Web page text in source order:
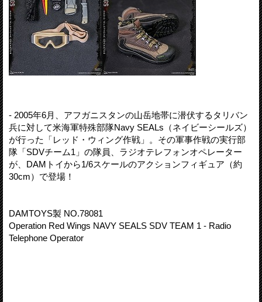
- 2005年6月、アフガニスタンの山岳地帯に潜伏するタリバン
兵に対して米海軍特殊部隊Navy SEALs（ネイビーシールズ）
が行った「レッド・ウィング作戦」。その軍事作戦の実行部
隊「SDVチーム1」の隊員、ラジオテレフォンオペレーター
が、DAMトイから1/6スケールのアクションフィギュア（約
30cm）で登場！
DAMTOYS製 NO.78081
Operation Red Wings NAVY SEALS SDV TEAM 1 - Radio
Telephone Operator